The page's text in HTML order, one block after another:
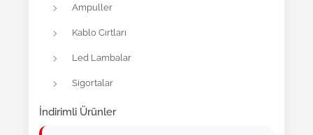
Ampuller
Kablo Cırtları
Led Lambalar
Sigortalar
İndirimli Ürünler